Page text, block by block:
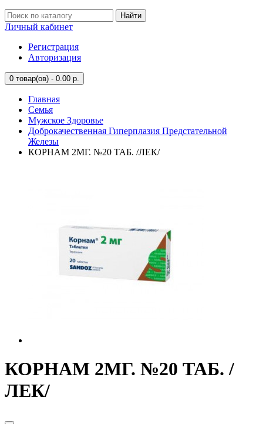
Найти
Личный кабинет
Регистрация
Авторизация
0 товар(ов) - 0.00 р.
Главная
Семья
Мужское Здоровье
Доброкачественная Гиперплазия Предстательной
Железы
КОРНАМ 2МГ. №20 ТАБ. /ЛЕК/
КОРНАМ 2МГ. №20 ТАБ. /
ЛЕК/